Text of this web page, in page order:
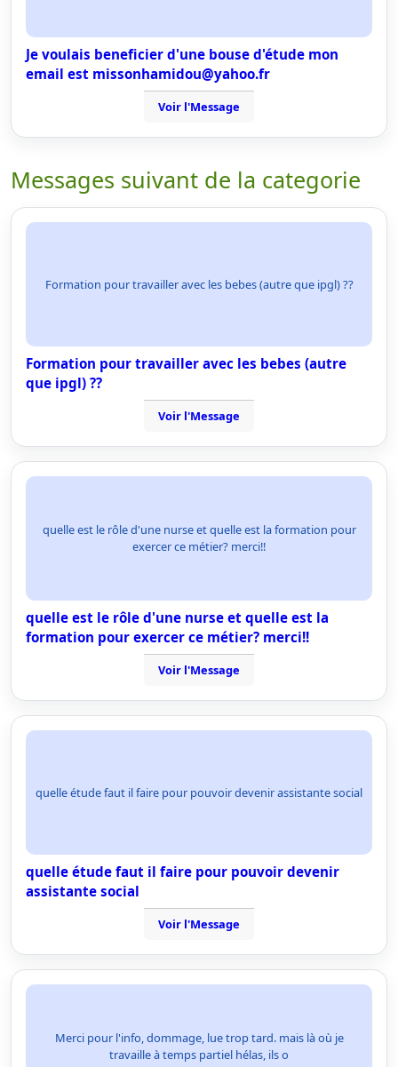
Je voulais beneficier d'une bouse d'étude mon
email est missonhamidou@yahoo.fr
Voir l'Message
Messages suivant de la categorie
Formation pour travailler avec les bebes (autre que ipgl) ??
Formation pour travailler avec les bebes (autre
que ipgl) ??
Voir l'Message
quelle est le rôle d'une nurse et quelle est la formation pour
exercer ce métier? merci!!
quelle est le rôle d'une nurse et quelle est la
formation pour exercer ce métier? merci!!
Voir l'Message
quelle étude faut il faire pour pouvoir devenir assistante social
quelle étude faut il faire pour pouvoir devenir
assistante social
Voir l'Message
Merci pour l'info, dommage, lue trop tard. mais là où je
travaille à temps partiel hélas, ils o